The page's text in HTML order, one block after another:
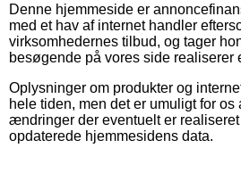
Denne hjemmeside er
med et hav af internet handler
virksomhedernes tilbud, og tager
besøgende på vores side realiserer
Oplysninger om produkter og
hele tiden, men det er umuligt for os
ændringer der eventuelt er
opdaterede hjemmesidens data.